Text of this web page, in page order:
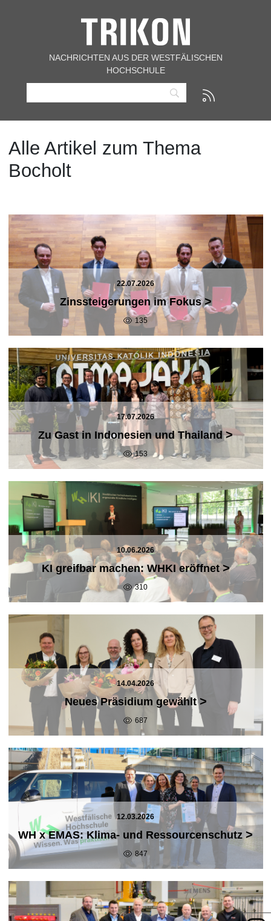
NACHRICHTEN AUS DER WESTFÄLISCHEN
HOCHSCHULE
Alle Artikel zum Thema
Bocholt
22.07.2026
Zinssteigerungen im Fokus>
135
17.07.2026
Zu Gast in Indonesien und Thailand>
153
10.06.2026
KI greifbar machen: WHKI eröffnet>
310
14.04.2026
Neues Präsidium gewählt>
687
12.03.2026
WH x EMAS: Klima- und Ressourcenschutz >
847